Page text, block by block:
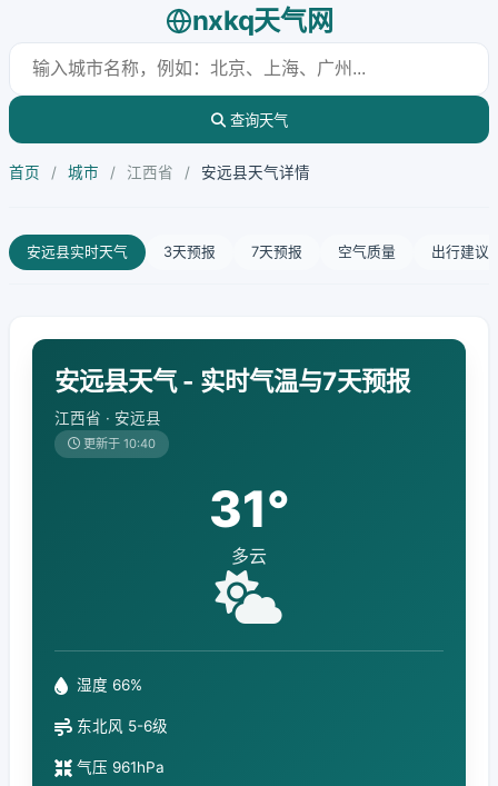
nxkq天气网
查询天气
首页 / 城市 / 江西省 / 安远县天气详情
安远县实时天气 3天预报 7天预报 空气质量 出行建议
安远县天气 - 实时气温与7天预报
江西省 · 安远县
更新于 10:40
31°
多云
湿度 66%
东北风 5-6级
气压 961hPa